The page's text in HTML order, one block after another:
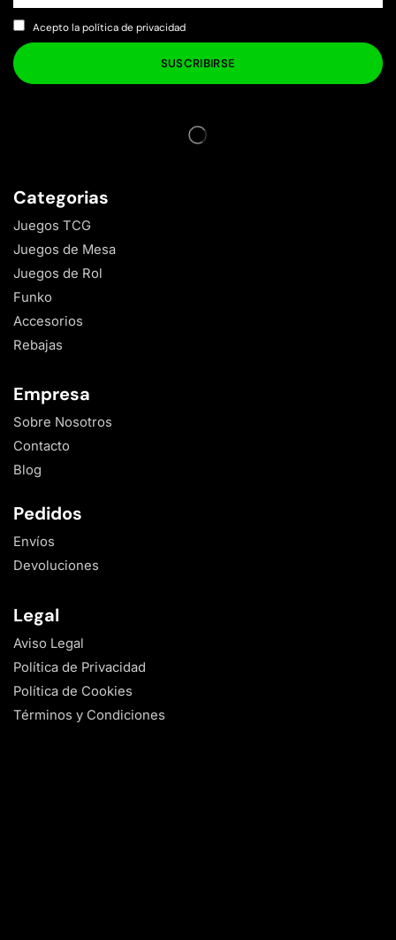
Acepto la política de privacidad
Categorias
Juegos TCG
Juegos de Mesa
Juegos de Rol
Funko
Accesorios
Rebajas
Empresa
Sobre Nosotros
Contacto
Blog
Pedidos
Envíos
Devoluciones
Legal
Aviso Legal
Política de Privacidad
Política de Cookies
Términos y Condiciones